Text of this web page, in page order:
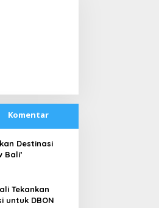
Komentar
Destinasi
Bali’
Tekankan
untuk DBON